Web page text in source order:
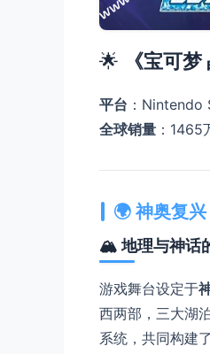
🌟 ​ 《宝可
​平台​ ：Nintendo
​全球销量​ ：
🌍 ​神奥复
🏔️ ​地理与神话
游戏舞台设定于​
西两部，三大湖
系统，共同构建